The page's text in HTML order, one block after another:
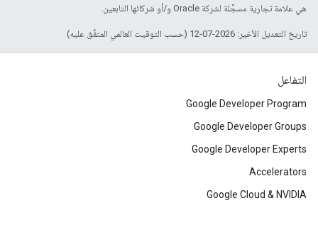
هي علامة تجارية مسجَّلة لشركة Oracle و/أو شركائها التابعين.
تاريخ التعديل الأخير: 2026-07-12 (حسب التوقيت العالمي المتفَّق عليه)
التفاعل
Google Developer Program
Google Developer Groups
Google Developer Experts
Accelerators
Google Cloud & NVIDIA